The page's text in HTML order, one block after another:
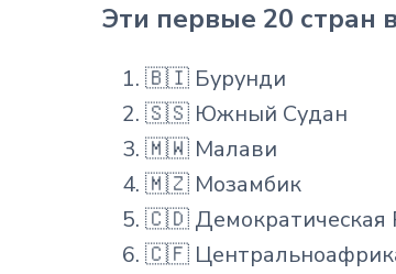
Эти первые 20 стран
🇧🇮 Бурунди
🇸🇸 Южный Судан
🇲🇼 Малави
🇲🇿 Мозамбик
🇨🇩 Демократическая
🇨🇫